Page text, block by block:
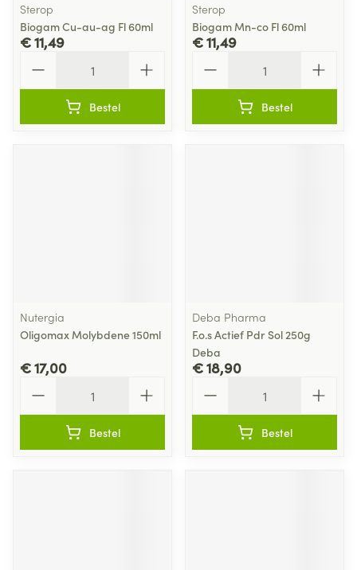
Sterop
Biogam Cu-au-ag Fl 60ml
€ 11,49
Bestel
Sterop
Biogam Mn-co Fl 60ml
€ 11,49
Bestel
Nutergia
Oligomax Molybdene 150ml
€ 17,00
Bestel
Deba Pharma
F.o.s Actief Pdr Sol 250g
Deba
€ 18,90
Bestel